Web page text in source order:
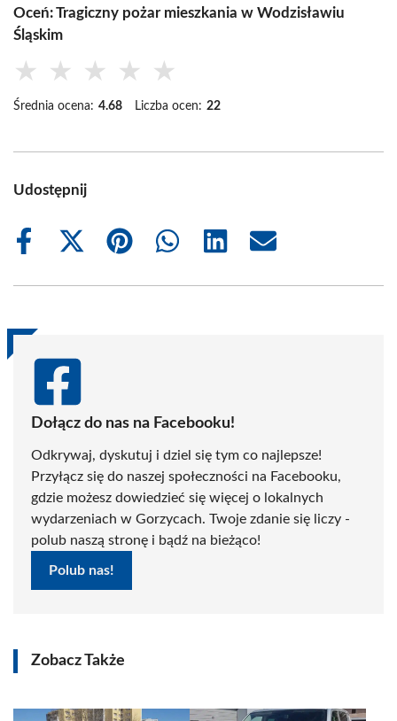
Oceń: Tragiczny pożar mieszkania w Wodzisławiu
Śląskim
★ ★ ★ ★ ★
Średnia ocena: 4.68 Liczba ocen: 22
Udostępnij
Share
Share
(Twitter)
Share
Share
Share
Share
Dołącz do nas na Facebooku!
Odkrywaj, dyskutuj i dziel się tym co najlepsze!
Przyłącz się do naszej społeczności na Facebooku,
gdzie możesz dowiedzieć się więcej o lokalnych
wydarzeniach w Gorzycach. Twoje zdanie się liczy -
polub naszą stronę i bądź na bieżąco!
Polub nas!
Zobacz Także